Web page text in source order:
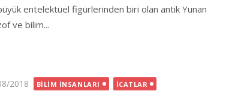
entelektüel figürlerinden biri olan antik Yunan
ve bilim...
2018 BILIM İNSANLARI İCATLAR